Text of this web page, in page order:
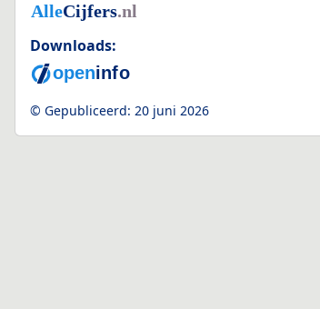
Downloads:
© Gepubliceerd: 20 juni 2026